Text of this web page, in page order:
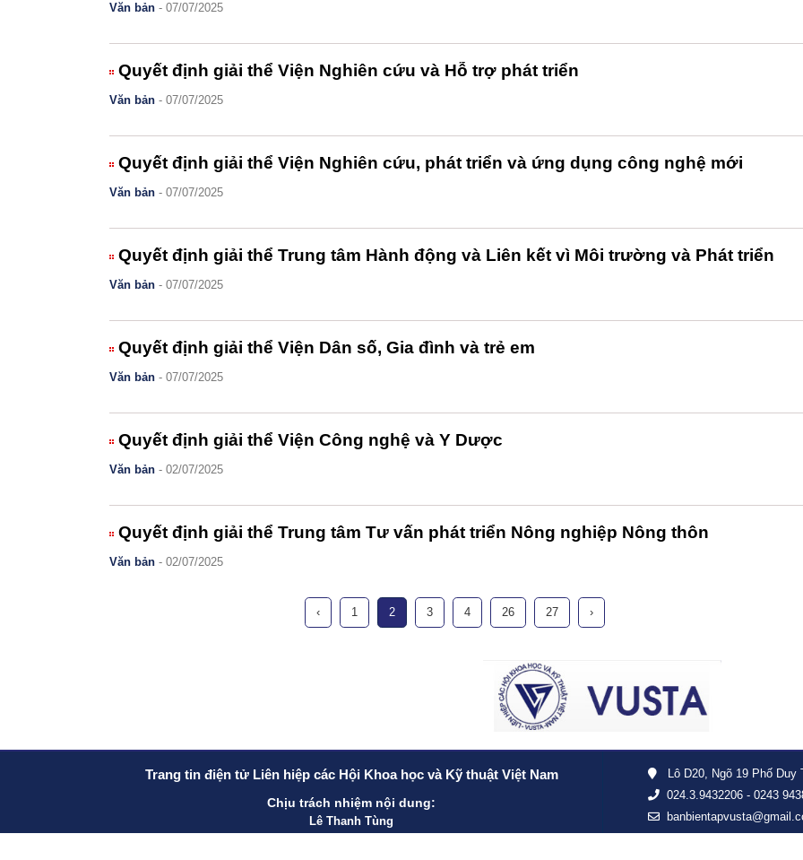
Văn bản - 07/07/2025
Quyết định giải thể Viện Nghiên cứu và Hỗ trợ phát triển
Văn bản - 07/07/2025
Quyết định giải thể Viện Nghiên cứu, phát triển và ứng dụng công nghệ mới
Văn bản - 07/07/2025
Quyết định giải thể Trung tâm Hành động và Liên kết vì Môi trường và Phát triển
Văn bản - 07/07/2025
Quyết định giải thể Viện Dân số, Gia đình và trẻ em
Văn bản - 07/07/2025
Quyết định giải thể Viện Công nghệ và Y Dược
Văn bản - 02/07/2025
Quyết định giải thể Trung tâm Tư vấn phát triển Nông nghiệp Nông thôn
Văn bản - 02/07/2025
‹ 1 2 3 4 26 27 ›
Trang tin điện tử Liên hiệp các Hội Khoa học và Kỹ thuật Việt Nam
Chịu trách nhiệm nội dung:
Lê Thanh Tùng
Lô D20, Ngõ 19 Phố Duy
024.3.9432206 - 0243